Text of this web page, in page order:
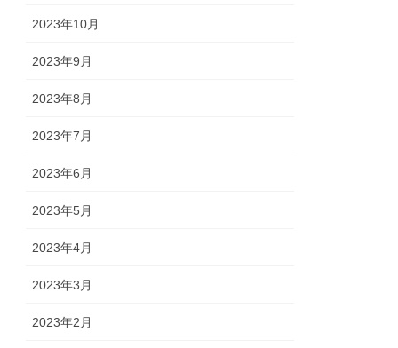
2023年10月
2023年9月
2023年8月
2023年7月
2023年6月
2023年5月
2023年4月
2023年3月
2023年2月